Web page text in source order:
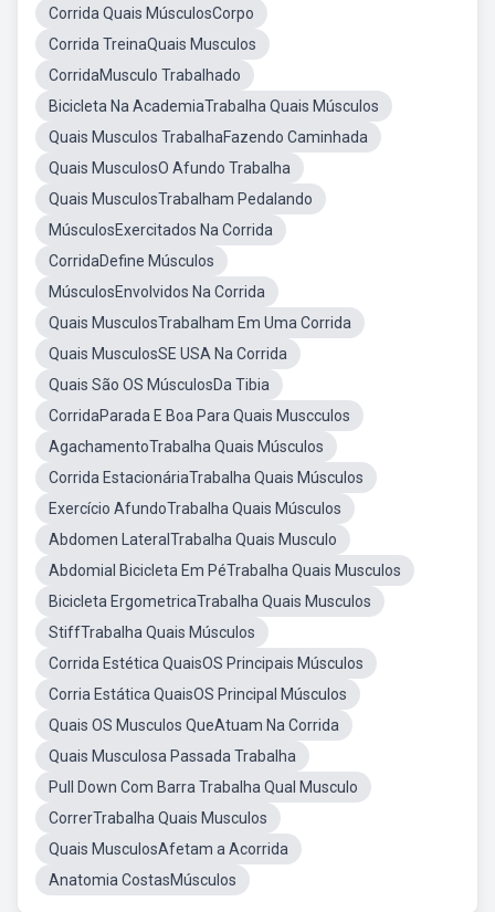
Corrida Quais MúsculosCorpo
Corrida TreinaQuais Musculos
CorridaMusculo Trabalhado
Bicicleta Na AcademiaTrabalha Quais Músculos
Quais Musculos TrabalhaFazendo Caminhada
Quais MusculosO Afundo Trabalha
Quais MusculosTrabalham Pedalando
MúsculosExercitados Na Corrida
CorridaDefine Músculos
MúsculosEnvolvidos Na Corrida
Quais MusculosTrabalham Em Uma Corrida
Quais MusculosSE USA Na Corrida
Quais São OS MúsculosDa Tibia
CorridaParada E Boa Para Quais Muscculos
AgachamentoTrabalha Quais Músculos
Corrida EstacionáriaTrabalha Quais Músculos
Exercício AfundoTrabalha Quais Músculos
Abdomen LateralTrabalha Quais Musculo
Abdomial Bicicleta Em PéTrabalha Quais Musculos
Bicicleta ErgometricaTrabalha Quais Musculos
StiffTrabalha Quais Músculos
Corrida Estética QuaisOS Principais Músculos
Corria Estática QuaisOS Principal Músculos
Quais OS Musculos QueAtuam Na Corrida
Quais Musculosa Passada Trabalha
Pull Down Com Barra Trabalha Qual Musculo
CorrerTrabalha Quais Musculos
Quais MusculosAfetam a Acorrida
Anatomia CostasMúsculos